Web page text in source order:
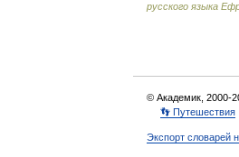
русского языка
© Академик, 2000-
👣 Путешествия
Экспорт словарей